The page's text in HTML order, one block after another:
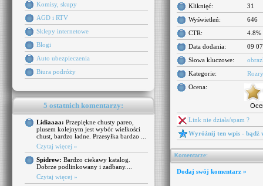
Komisy, skupy
AGD i RTV
Sklepy internetowe
Blogi
Auto ubezpieczenia
Biura podróży
5 ostatnich komentarzy:
Lidiaaaa: Przepiękne chusty pareo,
plusem kolejnym jest wybór wielkości
chust, bardzo ładne. Przesyłka bardzo ...
Czytaj więcej »
Spidrew: Bardzo ciekawy katalog.
Dobrze podlinkowany i zadbany....
Czytaj więcej »
Kliknięć:
31
Wyświetleń:
646
CTR:
4.8%
Data dodania:
09
Słowa kluczowe:
Kategorie:
Ocena:
Link nie działa/spam ?
Wyróżnij ten wpis - bądź
Komentarze:
Dodaj swój komentarz »